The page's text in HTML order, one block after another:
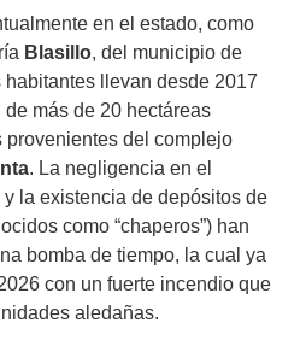
en el estado, como
Blasillo, del municipio de
habitantes llevan desde 2017
más de 20 hectáreas
provenientes del complejo
. La negligencia en el
la existencia de depósitos de
como “chaperos”) han
bomba de tiempo, la cual ya
con un fuerte incendio que
aledañas.